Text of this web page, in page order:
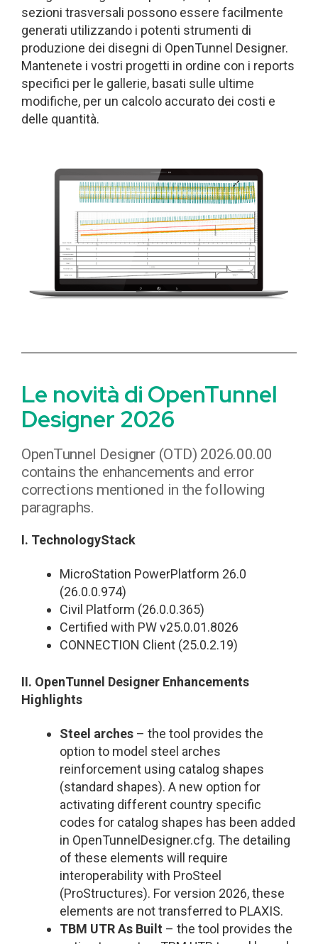
sezioni trasversali possono essere facilmente
generati utilizzando i potenti strumenti di
produzione dei disegni di OpenTunnel Designer.
Mantenete i vostri progetti in ordine con i reports
specifici per le gallerie, basati sulle ultime
modifiche, per un calcolo accurato dei costi e
delle quantità.
Le novità di OpenTunnel
Designer 2026
OpenTunnel Designer (OTD) 2026.00.00
contains the enhancements and error
corrections mentioned in the following
paragraphs.
I. TechnologyStack
MicroStation PowerPlatform 26.0
(26.0.0.974)
Civil Platform (26.0.0.365)
Certified with PW v25.0.01.8026
CONNECTION Client (25.0.2.19)
II. OpenTunnel Designer Enhancements
Highlights
Steel arches – the tool provides the
option to model steel arches
reinforcement using catalog shapes
(standard shapes). A new option for
activating different country specific
codes for catalog shapes has been added
in OpenTunnelDesigner.cfg. The detailing
of these elements will require
interoperability with ProSteel
(ProStructures). For version 2026, these
elements are not transferred to PLAXIS.
TBM UTR As Built – the tool provides the